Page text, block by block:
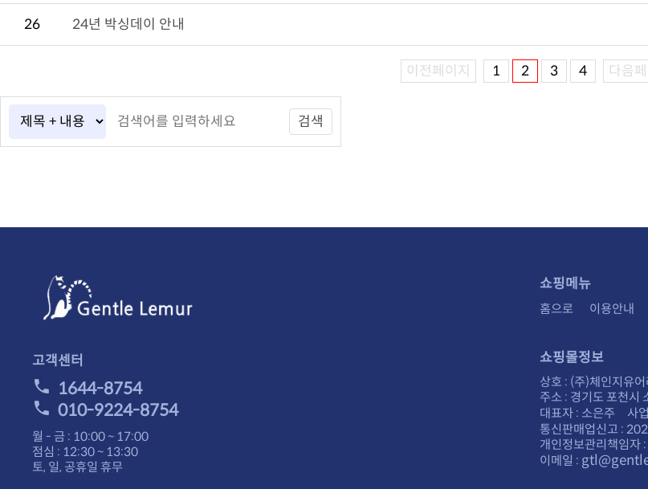
26 24년 박싱데이 안내
이전페이지 1 2 3 4 다음
검색
고객센터
1644-8754
010-9224-8754
월 - 금 : 10:00 ~ 17:00
점심 : 12:30 ~ 13:30
토, 일, 공휴일 휴무
쇼핑메뉴
홈으로 이용안내
쇼핑몰정보
상호 : (주)체인지유
주소 : 경기도 포천시
대표자 : 소은주 사
통신판매업신고 :
개인정보관리책임자
이메일 :